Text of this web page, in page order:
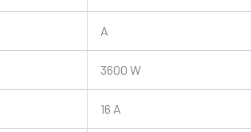
A
3600 W
16 A